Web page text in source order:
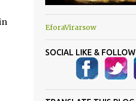
EforaVirarsow
SOCIAL LIKE & FOLLOW